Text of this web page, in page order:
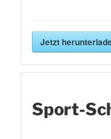
Jetzt
Sport-